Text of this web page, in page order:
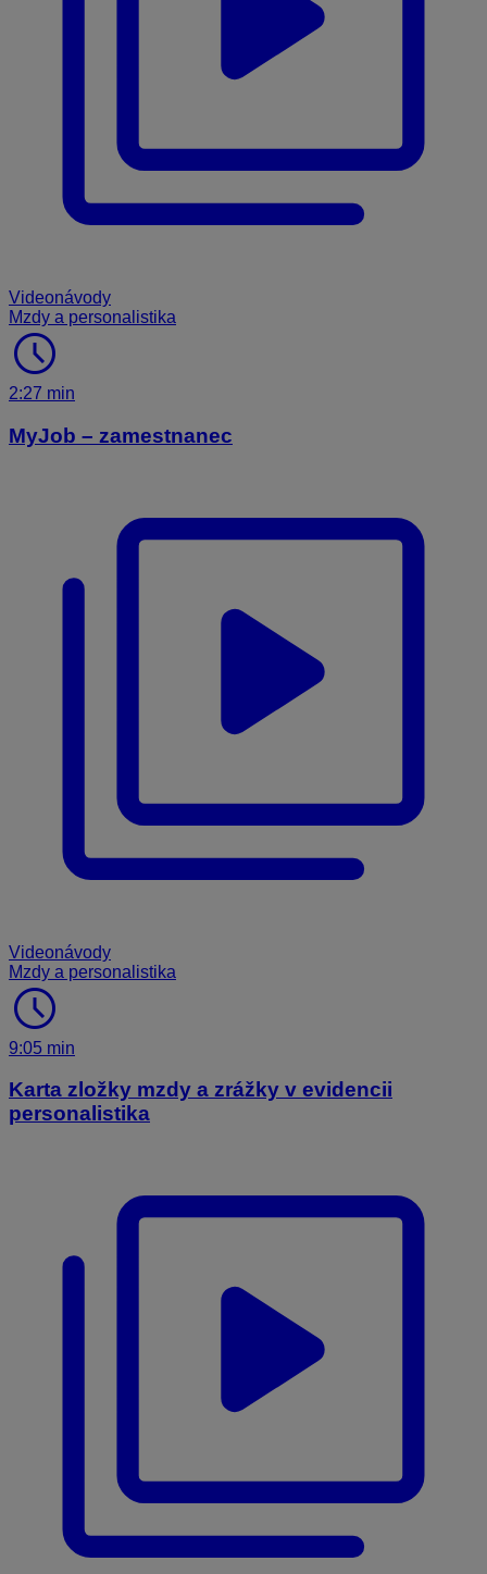
Videonávody
Mzdy a personalistika
schedule
2:27 min
MyJob – zamestnanec
Videonávody
Mzdy a personalistika
schedule
9:05 min
Karta zložky mzdy a zrážky v evidencii
personalistika